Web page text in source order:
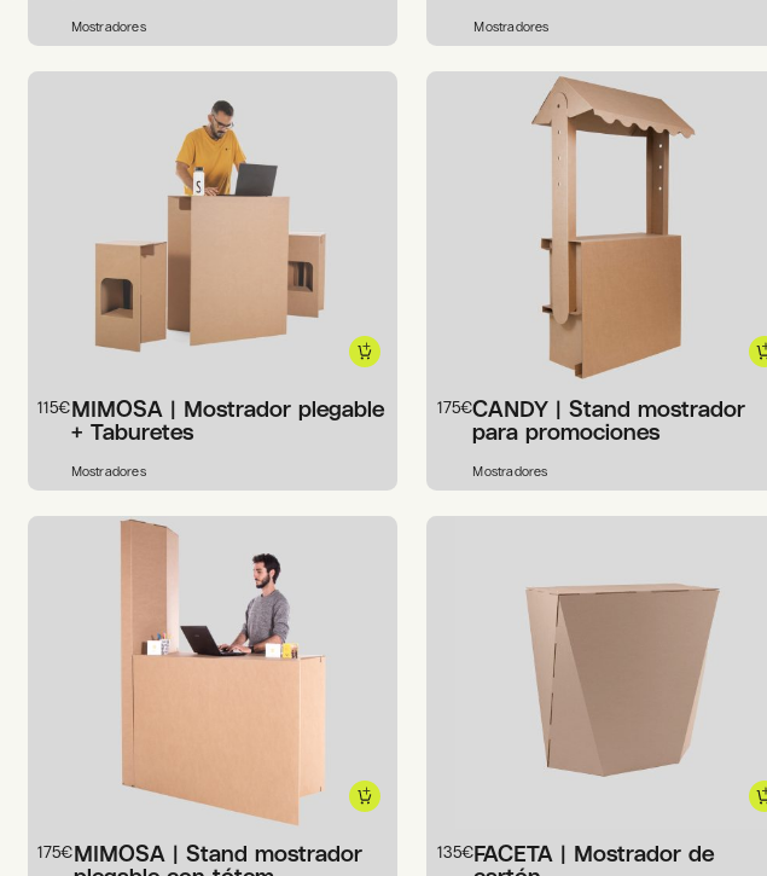
Mostradores Mostradores
MIMOSA | Mostrador plegable
+ Taburetes
Mostradores
115€
CANDY | Stand mostrador
para promociones
Mostradores
175€
MIMOSA | Stand mostrador
175€
FACETA | Mostrador de
135€